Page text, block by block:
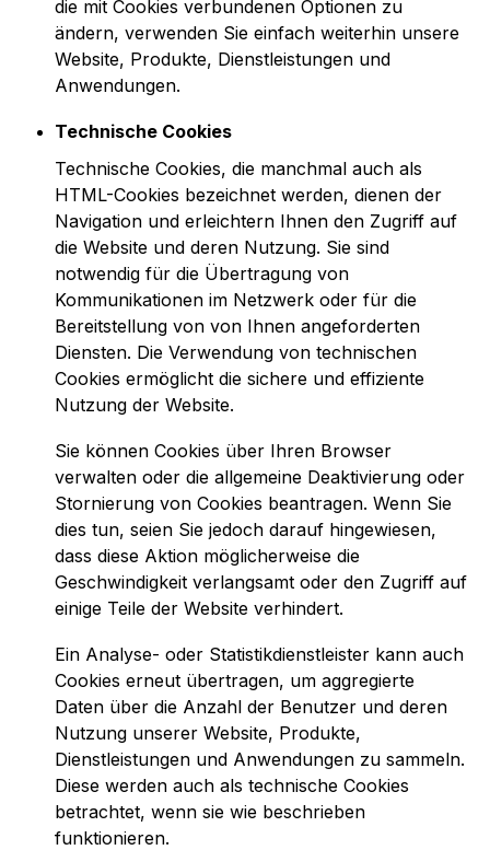
die mit Cookies verbundenen Optionen zu
ändern, verwenden Sie einfach weiterhin unsere
Website, Produkte, Dienstleistungen und
Anwendungen.
Technische Cookies
Technische Cookies, die manchmal auch als
HTML-Cookies bezeichnet werden, dienen der
Navigation und erleichtern Ihnen den Zugriff auf
die Website und deren Nutzung. Sie sind
notwendig für die Übertragung von
Kommunikationen im Netzwerk oder für die
Bereitstellung von von Ihnen angeforderten
Diensten. Die Verwendung von technischen
Cookies ermöglicht die sichere und effiziente
Nutzung der Website.
Sie können Cookies über Ihren Browser
verwalten oder die allgemeine Deaktivierung oder
Stornierung von Cookies beantragen. Wenn Sie
dies tun, seien Sie jedoch darauf hingewiesen,
dass diese Aktion möglicherweise die
Geschwindigkeit verlangsamt oder den Zugriff auf
einige Teile der Website verhindert.
Ein Analyse- oder Statistikdienstleister kann auch
Cookies erneut übertragen, um aggregierte
Daten über die Anzahl der Benutzer und deren
Nutzung unserer Website, Produkte,
Dienstleistungen und Anwendungen zu sammeln.
Diese werden auch als technische Cookies
betrachtet, wenn sie wie beschrieben
funktionieren.